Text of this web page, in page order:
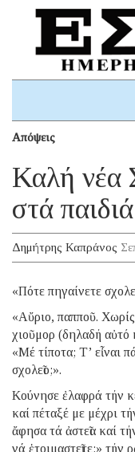
Απόψεις
Καλή νέα
στά παιδιά
Δημήτρης Καπράνος
«Πότε πηγαίνετε
«Αὔριο, παπποῦ.
χιοῦμορ (δηλαδή αὐτό
«Μέ τίποτα; Τ’ εἶναι
σχολεῖο;».
Κούνησε ἐλαφρά τήν
καί πέταξέ με μέχρι
ἄφησα τά ἀστεῖα καί
νά ἑτοιμαστεῖτε;»